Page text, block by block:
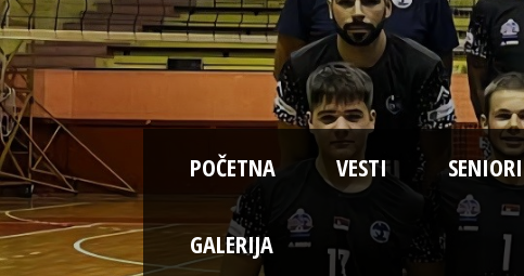
POČETNA VESTI SENIORI
GALERIJA